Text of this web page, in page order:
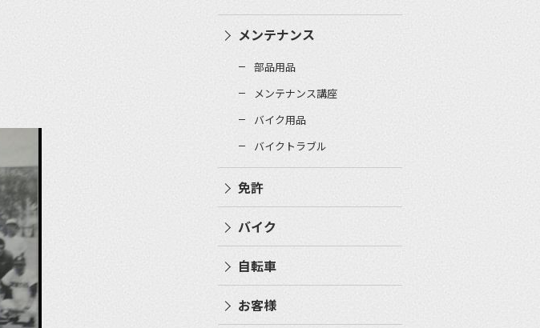
メンテナンス
部品用品
メンテナンス講座
バイク用品
バイクトラブル
免許
バイク
自転車
お客様